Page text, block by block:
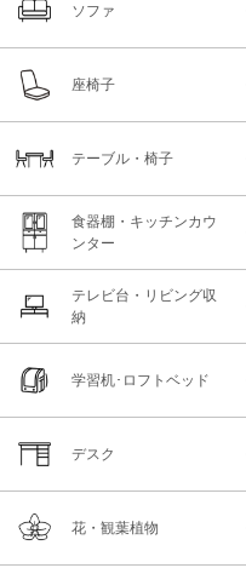
ソファ
座椅子
テーブル・椅子
食器棚・キッチンカウ
ンター
テレビ台・リビング収
納
学習机･ロフトベッド
デスク
花・観葉植物